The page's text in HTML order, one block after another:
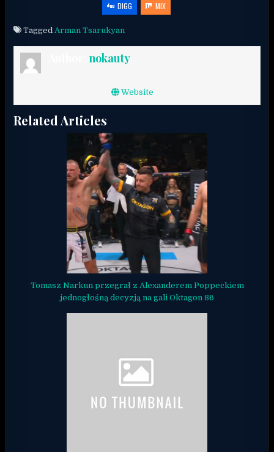
DIGG
MIX
TaggedArman Tsarukyan
nokauty
Website
Related Articles
Tomasz Narkun przegrał z Alexanderem Poppeckiem
jednogłośną decyzją na gali Oktagon 86